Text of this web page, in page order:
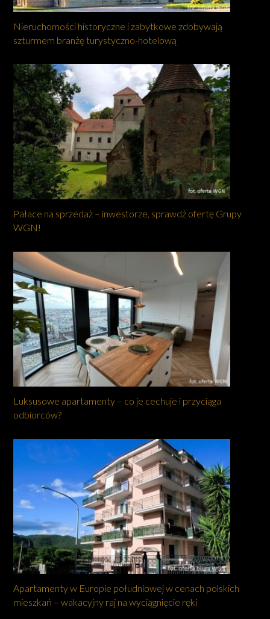
Nieruchomości historyczne i zabytkowe zdobywają
szturmem branżę turystyczno-hotelową
Pałace na sprzedaż – inwestorze, sprawdź ofertę Grupy
WGN!
Luksusowe apartamenty – co je cechuje i przyciąga
odbiorców?
Apartamenty w Europie południowej w cenach polskich
mieszkań – wakacyjny raj na wyciągnięcie ręki